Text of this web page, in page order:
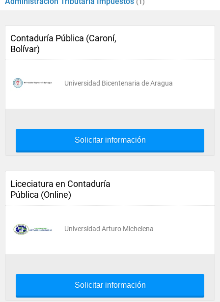
Contaduría Pública (Caroní,
Bolívar)
Universidad Bicentenaria de Aragua
Solicitar información
Liceciatura en Contaduría
Pública (Online)
Universidad Arturo Michelena
Solicitar información